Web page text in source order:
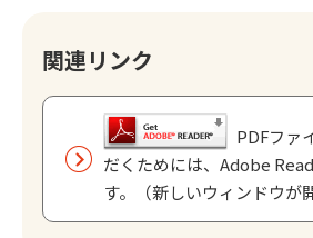
関連リンク
PDFファ
だくためには、Adobe
す。（新しいウィンドウが